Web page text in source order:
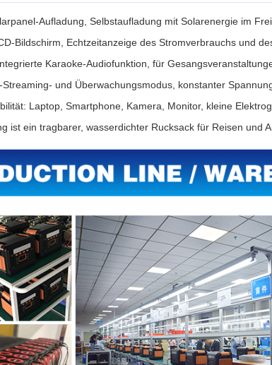
Aufladung, Selbstaufladung mit Solarenergie im
Bildschirm, Echtzeitanzeige des Stromverbrauchs und
Karaoke-Audiofunktion, für
Streaming- und Überwachungsmodus, konstanter
Laptop, Smartphone, Kamera, Monitor, kleine
ist ein tragbarer, wasserdichter Rucksack für Reisen und